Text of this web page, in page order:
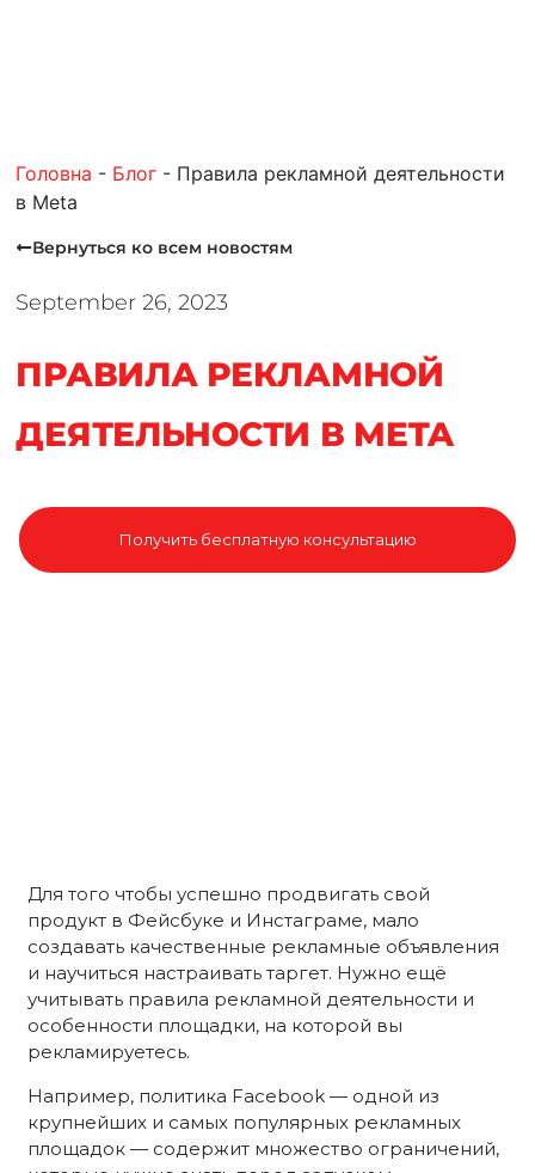
Головна - Блог - Правила рекламной деятельности
в Meta
Вернуться ко всем новостям
September 26, 2023
ПРАВИЛА РЕКЛАМНОЙ
ДЕЯТЕЛЬНОСТИ В META
Получить бесплатную консультацию
Для того чтобы успешно продвигать свой
продукт в Фейсбуке и Инстаграме, мало
создавать качественные рекламные объявления
и научиться настраивать таргет. Нужно ещё
учитывать правила рекламной деятельности и
особенности площадки, на которой вы
рекламируетесь.
Например, политика Facebook — одной из
крупнейших и самых популярных рекламных
площадок — содержит множество ограничений,